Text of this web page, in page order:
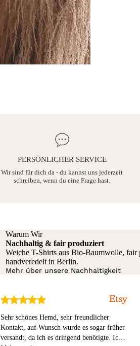
PERSÖNLICHER SERVICE
Wir sind für dich da - du kannst uns jederzeit
schreiben, wenn du eine Frage hast.
Warum Wir
Nachhaltig & fair produziert
Weiche T-Shirts aus Bio-Baumwolle, fair
handveredelt in Berlin.
Mehr über unsere Nachhaltigkeit
Sehr schönes Hemd, sehr freundlicher
Kontakt, auf Wunsch wurde es sogar früher
versandt, da ich es dringend benötigte. Ich